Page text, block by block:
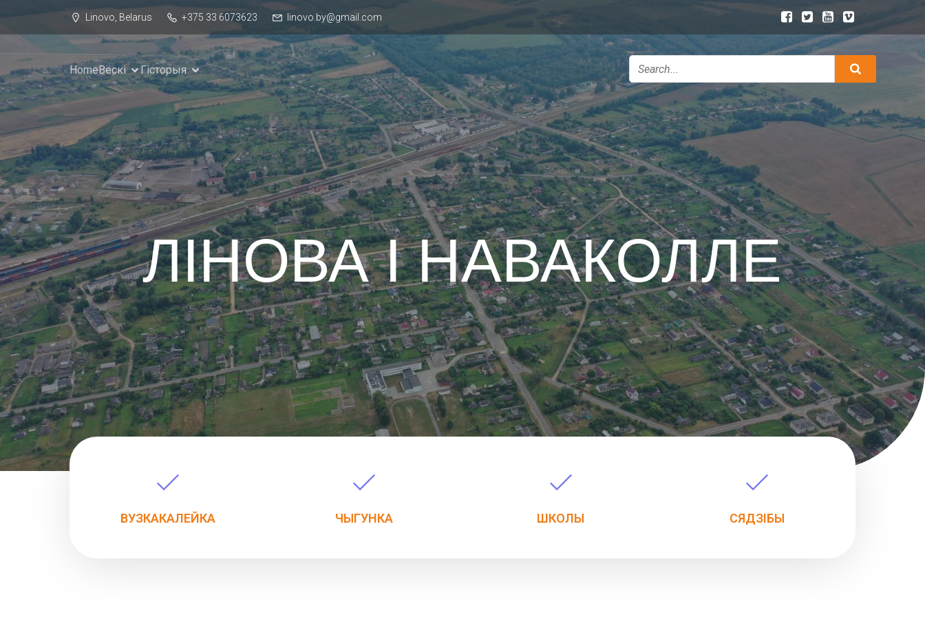
Linovo, Belarus +375 33 6073623 linovo.by@gmail.com
HomeВёскі Гісторыя
ЛІНОВА І НАВАКОЛЛЕ
ВУЗКАКАЛЕЙКА ЧЫГУНКА ШКОЛЫ СЯДЗІБЫ